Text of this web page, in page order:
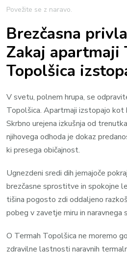
Povežite se z naravo.
Brezčasna
Zakaj apartmaji
Topolšica
V svetu, polnem hrupa, se
Topolšica. Apartmaji izstopajo kot
Skrbno urejena izkušnja od
njihovega odhoda je dokaz
ki presega običajnost.
Ugnezdeni sredi dih jemajoče
brezčasne sprostitve in spokojne
tišina pogosto zdi oddaljeno
pobeg v zavetje miru in naravnega
O Termah Topolšica ne moremo
zdravilne lastnosti naravnih